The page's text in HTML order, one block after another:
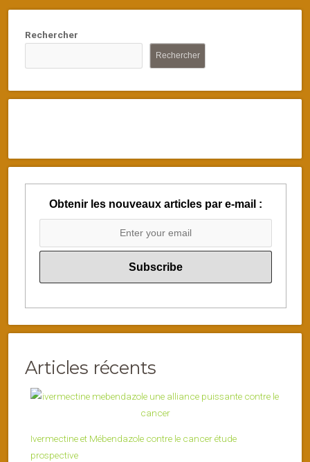
Rechercher
Rechercher
Obtenir les nouveaux articles par e-mail :
Articles récents
Ivermectine et Mébendazole contre le cancer étude
prospective